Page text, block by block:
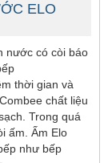
ELO
nước có còi báo
thời gian và
chất liệu
Trong quá
ấm. Ấm Elo
như bếp